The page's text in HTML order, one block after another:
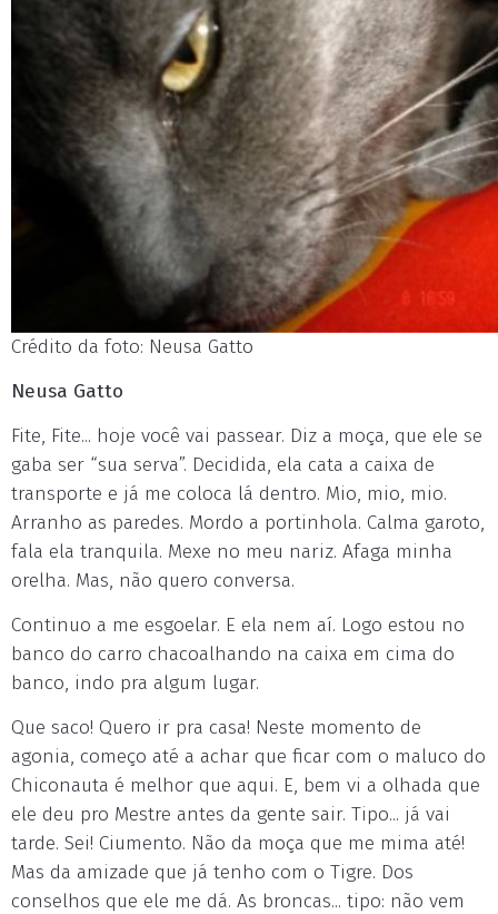
Crédito da foto: Neusa Gatto
Neusa Gatto
Fite, Fite... hoje você vai passear. Diz a moça, que ele se
gaba ser “sua serva”. Decidida, ela cata a caixa de
transporte e já me coloca lá dentro. Mio, mio, mio.
Arranho as paredes. Mordo a portinhola. Calma garoto,
fala ela tranquila. Mexe no meu nariz. Afaga minha
orelha. Mas, não quero conversa.
Continuo a me esgoelar. E ela nem aí. Logo estou no
banco do carro chacoalhando na caixa em cima do
banco, indo pra algum lugar.
Que saco! Quero ir pra casa! Neste momento de
agonia, começo até a achar que ficar com o maluco do
Chiconauta é melhor que aqui. E, bem vi a olhada que
ele deu pro Mestre antes da gente sair. Tipo... já vai
tarde. Sei! Ciumento. Não da moça que me mima até!
Mas da amizade que já tenho com o Tigre. Dos
conselhos que ele me dá. As broncas... tipo: não vem